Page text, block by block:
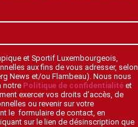
et Sportif Luxembourgeois,
aux fins de vous adresser, selon
News et/ou Flambeau). Nous nous
notre Politique de confidentialité et
exercer vos droits d’accès, de
ou revenir sur votre
le formulaire de contact, en
sur le lien de désinscription que